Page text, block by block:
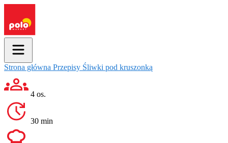
Strona główna Przepisy Śliwki pod kruszonką
4 os.
30 min